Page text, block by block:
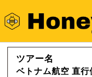
ツアー名
ベトナム航空 直